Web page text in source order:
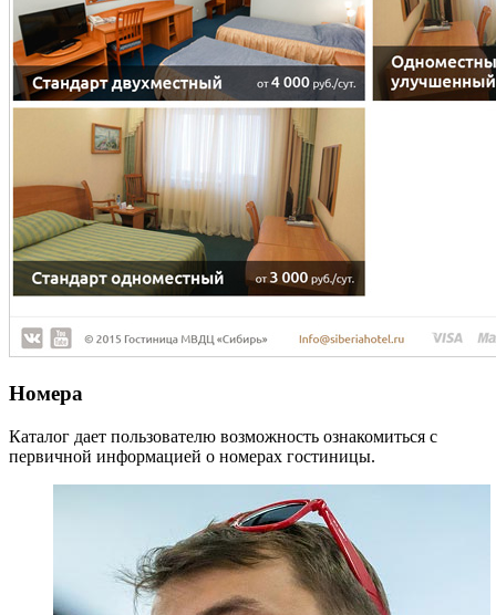
Номера
Каталог дает пользователю возможность ознакомиться с
первичной информацией о номерах гостиницы.